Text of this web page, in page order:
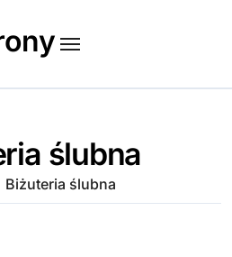
ślubna
Biżuteria ślubna